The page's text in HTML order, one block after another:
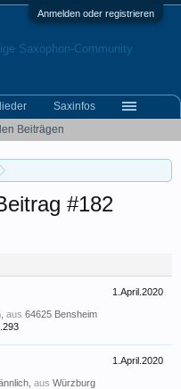
Anmelden oder registrieren
#182
1.April.2020
aus 64625 Bensheim
1.April.2020
aus Würzburg
Beiträgen
Saxinfos